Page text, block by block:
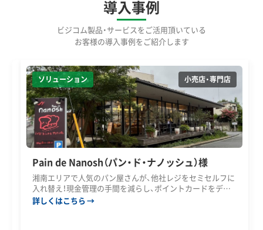
導入事例
ビジコム製品・サービスをご活用頂いている
お客様の導入事例をご紹介します
ハードウェア タッチパネルPC
キオスク端末
甑島商船株式会社 様
島民の生活と観光客の旅を支える乗船手続きが、大画面のタ
ッチパネル発券機でよりスムーズに！
詳しくはこちら